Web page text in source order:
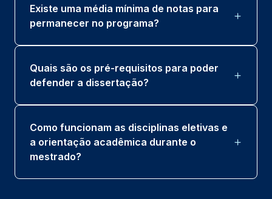
Existe uma média mínima de notas para
permanecer no programa?
Quais são os pré-requisitos para poder
defender a dissertação?
Como funcionam as disciplinas eletivas e
a orientação acadêmica durante o
mestrado?